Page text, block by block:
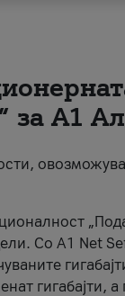
за А1
Со A1 Net
гигабајти, а